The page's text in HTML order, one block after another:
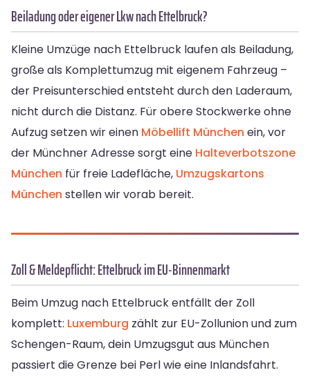
Beiladung oder eigener Lkw nach Ettelbruck?
Kleine Umzüge nach Ettelbruck laufen als Beiladung,
große als Komplettumzug mit eigenem Fahrzeug –
der Preisunterschied entsteht durch den Laderaum,
nicht durch die Distanz. Für obere Stockwerke ohne
Aufzug setzen wir einen Möbellift München ein, vor
der Münchner Adresse sorgt eine Halteverbotszone
München für freie Ladefläche, Umzugskartons
München stellen wir vorab bereit.
Zoll & Meldepflicht: Ettelbruck im EU-Binnenmarkt
Beim Umzug nach Ettelbruck entfällt der Zoll
komplett: Luxemburg zählt zur EU-Zollunion und zum
Schengen-Raum, dein Umzugsgut aus München
passiert die Grenze bei Perl wie eine Inlandsfahrt.